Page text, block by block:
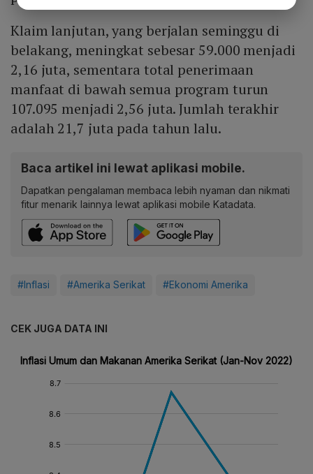
Klaim lanjutan, yang berjalan seminggu di
belakang, meningkat sebesar 59.000 menjadi
2,16 juta, sementara total penerimaan
manfaat di bawah semua program turun
107.095 menjadi 2,56 juta. Jumlah terakhir
adalah 21,7 juta pada tahun lalu.
Baca artikel ini lewat aplikasi mobile.
Dapatkan pengalaman membaca lebih nyaman dan nikmati
fitur menarik lainnya lewat aplikasi mobile Katadata.
#Inflasi #Amerika Serikat #Ekonomi Amerika
CEK JUGA DATA INI